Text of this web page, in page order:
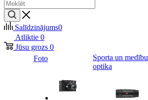
Salīdzinājums0
Atliktie 0
Jūsu grozs 0
Foto
Sporta un medību
optika